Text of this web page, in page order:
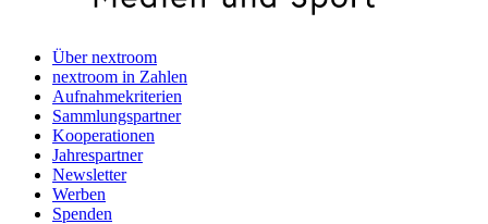
Über nextroom
nextroom in Zahlen
Aufnahmekriterien
Sammlungspartner
Kooperationen
Jahrespartner
Newsletter
Werben
Spenden